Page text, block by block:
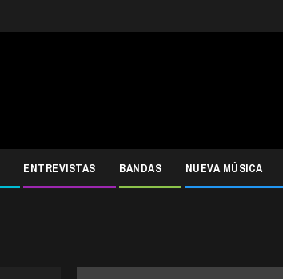
ENTREVISTAS BANDAS NUEVA MÚSICA